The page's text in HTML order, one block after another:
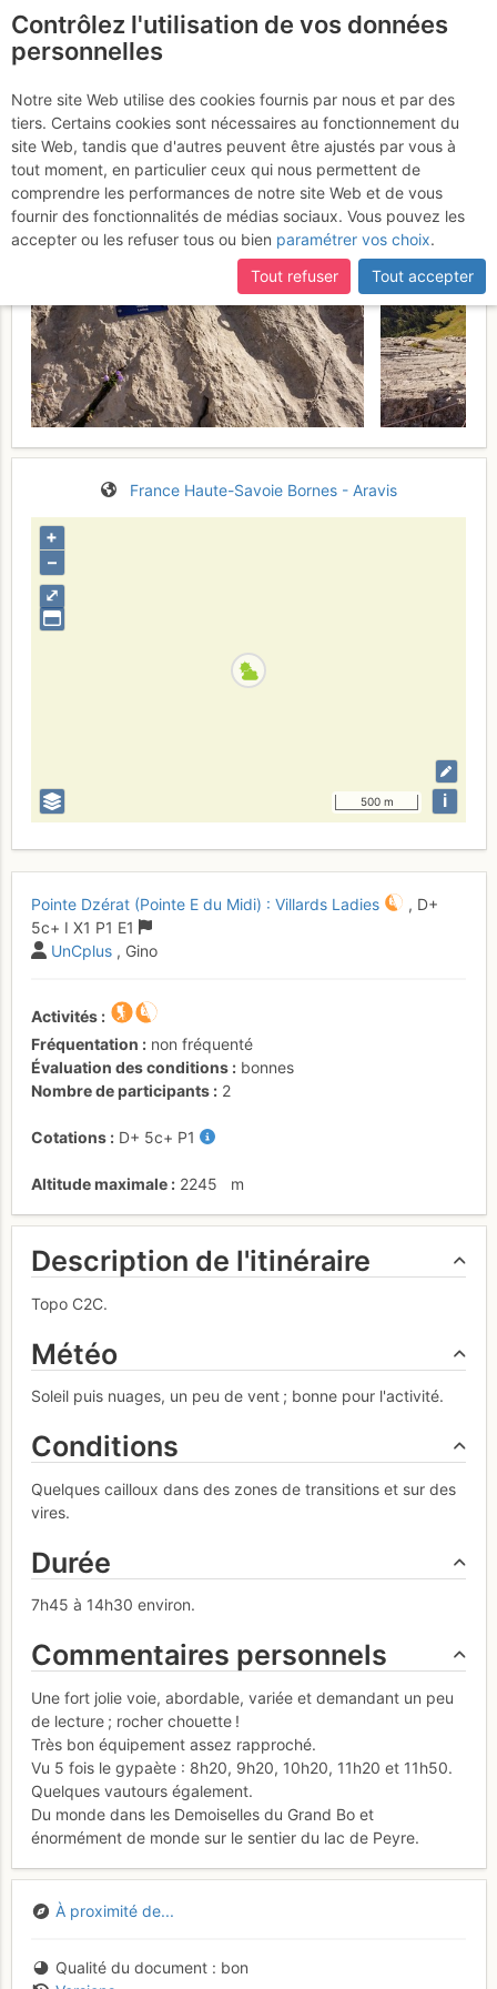
Pointe Dzérat : Villards
Ladies
Mardi 15 août 2017
France Haute-Savoie Bornes - Aravis
⤢
+
–
500 m i
Pointe Dzérat (Pointe E du Midi) : Villards Ladies , D+
5c+ I X1 P1 E1
UnCplus , Gino
Activités
Fréquentation
non fréquenté
Évaluation des conditions
bonnes
Nombre de participants
2
Cotations D+ 5c+ P1
Altitude maximale 2245 m
Description de l'itinéraire
Topo C2C.
Météo
Soleil puis nuages, un peu de vent ; bonne pour l'activité.
Conditions
Quelques cailloux dans des zones de transitions et sur des
vires.
Durée
7h45 à 14h30 environ.
Commentaires personnels
Une fort jolie voie, abordable, variée et demandant un peu
de lecture ; rocher chouette !
Très bon équipement assez rapproché.
Vu 5 fois le gypaète : 8h20, 9h20, 10h20, 11h20 et 11h50.
Quelques vautours également.
Du monde dans les Demoiselles du Grand Bo et
énormément de monde sur le sentier du lac de Peyre.
À proximité de...
Qualité du document
bon
Contrôlez l'utilisation de vos données
personnelles
Notre site Web utilise des cookies fournis par nous et par des
tiers. Certains cookies sont nécessaires au fonctionnement du
site Web, tandis que d'autres peuvent être ajustés par vous à
tout moment, en particulier ceux qui nous permettent de
comprendre les performances de notre site Web et de vous
fournir des fonctionnalités de médias sociaux. Vous pouvez les
accepter ou les refuser tous ou bien paramétrer vos choix.
Tout refuser
Tout accepter